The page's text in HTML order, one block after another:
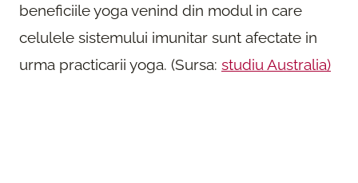
beneficiile yoga venind din modul in care
celulele sistemului imunitar sunt afectate in
urma practicarii yoga. (Sursa: studiu Australia)